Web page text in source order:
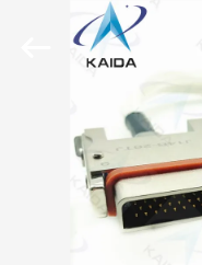
THUIS
PRODUCTEN